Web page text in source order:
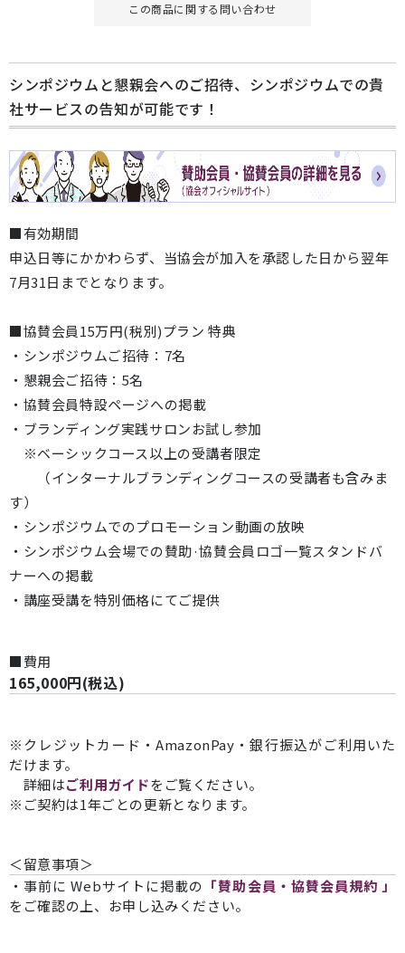
この商品に関する問い合わせ
シンポジウムと懇親会へのご招待、シンポジウムでの貴
社サービスの告知が可能です！
■有効期間
申込日等にかかわらず、当協会が加入を承認した日から翌年
7月31日までとなります。
■協賛会員15万円(税別)プラン 特典
・シンポジウムご招待：7名
・懇親会ご招待：5名
・協賛会員特設ページへの掲載
・ブランディング実践サロンお試し参加
※ベーシックコース以上の受講者限定
（インターナルブランディングコースの受講者も含みま
す）
・シンポジウムでのプロモーション動画の放映
・シンポジウム会場での賛助·協賛会員ロゴ一覧スタンドバ
ナーへの掲載
・講座受講を特別価格にてご提供
■費用
165,000円(税込)
※クレジットカード・AmazonPay・銀行振込がご利用いた
だけます。
詳細はご利用ガイドをご覧ください。
※ご契約は1年ごとの更新となります。
＜留意事項＞
・事前に Webサイトに掲載の 「賛助会員・協賛会員規約 」
をご確認の上、お申し込みください。